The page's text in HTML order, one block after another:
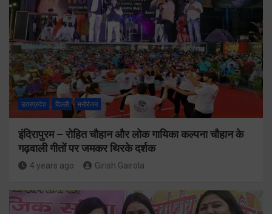
उत्तरप्रदेश दिल्ली मनोरंजन
इंदिरापुरम – रोहित चौहान और लोक गायिका कल्पना चौहान के
गढ़वाली गीतों पर जमकर थिरके दर्शक
4 years ago Girish Gairola